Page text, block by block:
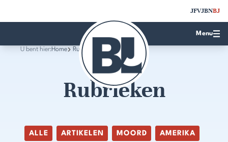
JFVJBNBJ
Menu
U bent hier:Home Rubrieken
Rubrieken
ALLE ARTIKELEN MOORD AMERIKA